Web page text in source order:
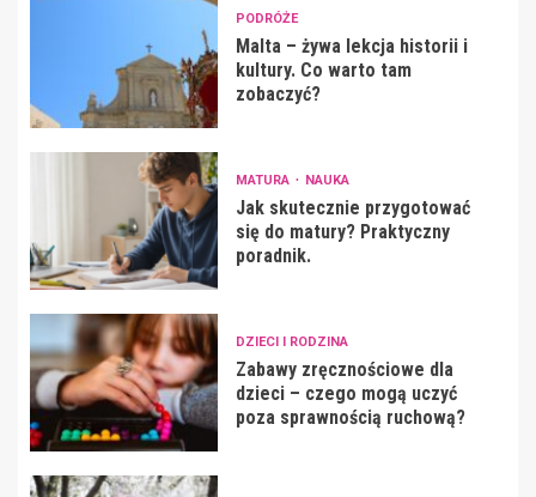
PODRÓŻE
Malta – żywa lekcja historii i
kultury. Co warto tam
zobaczyć?
MATURA NAUKA
Jak skutecznie przygotować
się do matury? Praktyczny
poradnik.
DZIECI I RODZINA
Zabawy zręcznościowe dla
dzieci – czego mogą uczyć
poza sprawnością ruchową?